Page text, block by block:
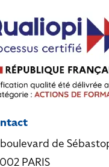
boulevard de
PARIS